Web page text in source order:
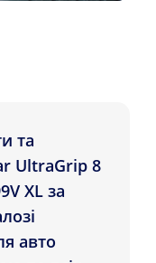
та
UltraGrip 8
XL за
авто